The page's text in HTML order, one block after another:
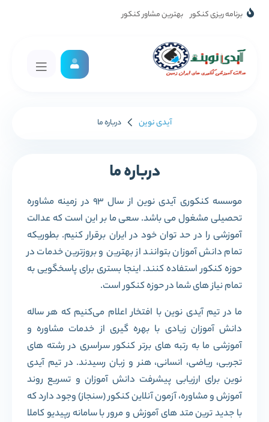
برنامه ریزی کنکور بهترین مشاور کنکور
آیدی نوین درباره ما
درباره ما
موسسه کنکوری آیدی نوین از سال 93 در زمینه مشاوره
تحصیلی مشغول می باشد. سعی ما بر این است که عدالت
آموزشی را در حد توان خود در ایران برقرار کنیم. بطوریکه
تمام دانش آموزان بتوانند از بهترین و بروزترین خدمات در
حوزه کنکور استفاده کنند. اینجا بستری برای پاسخگویی به
تمام نیاز های شما در حوزه کنکور است.
ما در تیم آیدی نوین با افتخار اعلام می‌کنیم که هر ساله
دانش آموزان زیادی با بهره گیری از خدمات مشاوره و
آموزشی ما به رتبه های برتر کنکور سراسری در رشته های
تجربی، ریاضی، انسانی، هنر و زبان رسیدند. در تیم آیدی
نوین برای ارزیابی پیشرفت دانش آموزان و تسریع روند
آموزش و مشاوره، آزمون آنلاین کنکور (سنجاز) وجود دارد که
با جدید ترین متد های آموزش و مرور با سامانه رپیدیو کاملا